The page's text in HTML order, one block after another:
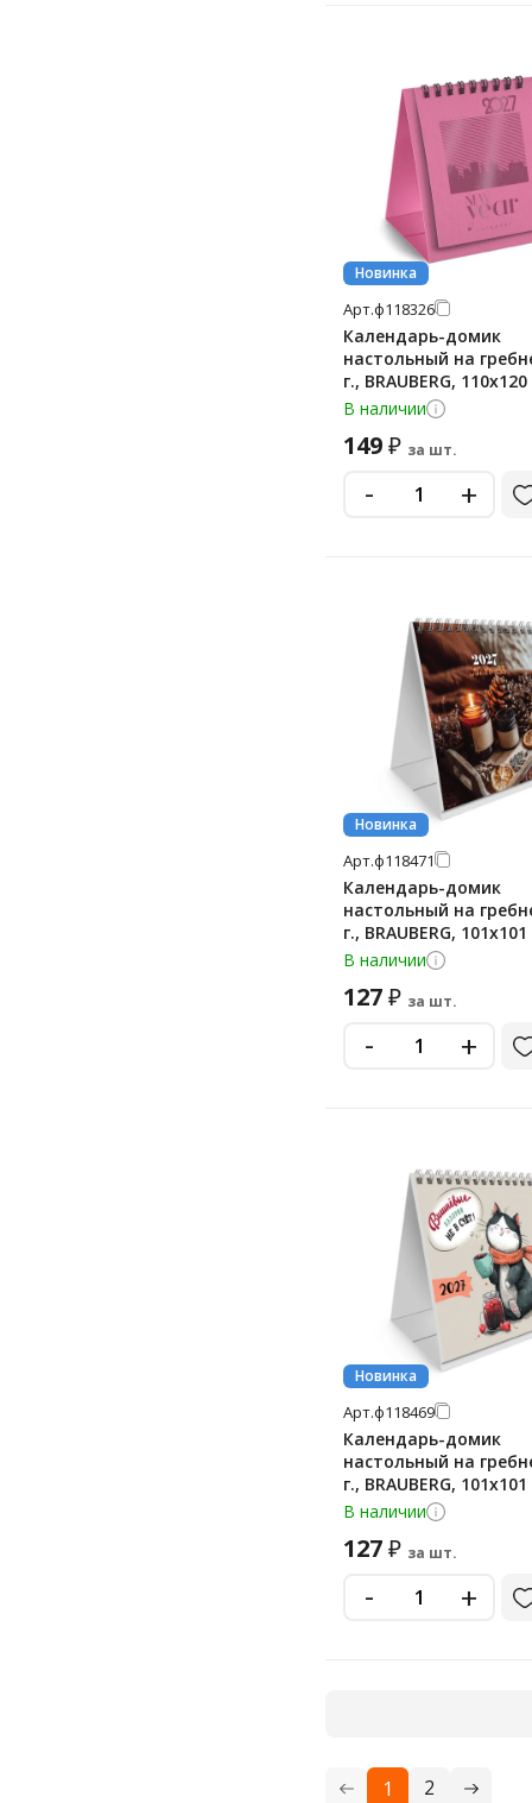
Новинка
Арт.ф118326
Календарь-домик
настольный на
г., BRAUBERG,
РОЗОВЫЙ, 118326
В наличии
149₽ за шт.
- +
Новинка
Арт.ф118471
Календарь-домик
настольный на
г., BRAUBERG,
'Спокойствие', 118471
В наличии
127₽ за шт.
- +
Новинка
Арт.ф118469
Календарь-домик
настольный на
г., BRAUBERG,
'Котик', 118469
В наличии
127₽ за шт.
- +
1 2